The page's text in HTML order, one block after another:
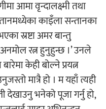
को परिचर्चा सम्पन्न
प्रतिध्वनि’
आमा वृन्दालक्ष्मी तथा
काइँला सन्तानका
स्रष्टा अमर बान्तु
रत्न हुनुहुन्छ ।’ उनले
केही बोल्ने प्रयत्न
मात्रै हो । म यहाँ त्यही
देखाउनु भनेको पूजा गर्नु हो,